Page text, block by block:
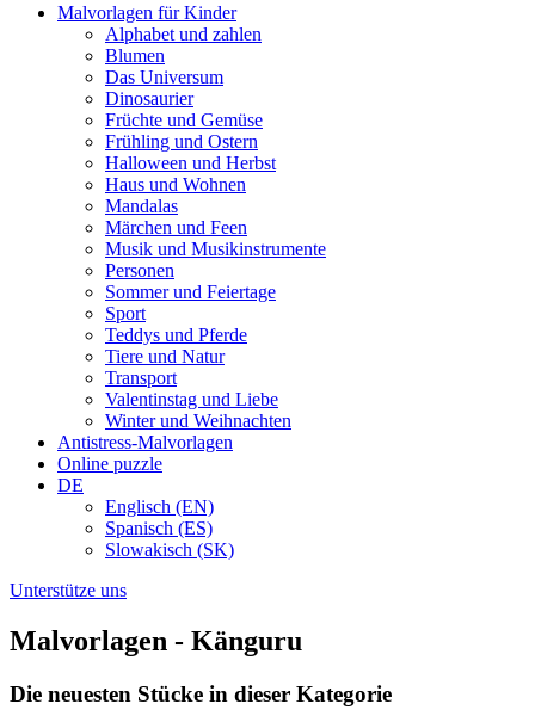
Malvorlagen für Kinder
Alphabet und zahlen
Blumen
Das Universum
Dinosaurier
Früchte und Gemüse
Frühling und Ostern
Halloween und Herbst
Haus und Wohnen
Mandalas
Märchen und Feen
Musik und Musikinstrumente
Personen
Sommer und Feiertage
Sport
Teddys und Pferde
Tiere und Natur
Transport
Valentinstag und Liebe
Winter und Weihnachten
Antistress-Malvorlagen
Online puzzle
DE
Englisch (EN)
Spanisch (ES)
Slowakisch (SK)
Unterstütze uns
Malvorlagen - Känguru
Die neuesten Stücke in dieser Kategorie